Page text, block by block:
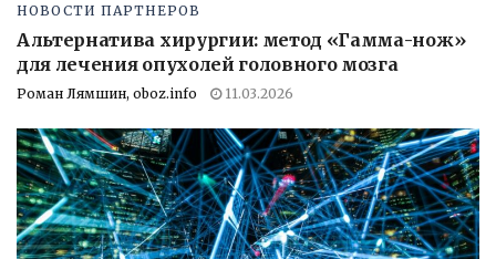
НОВОСТИ ПАРТНЕРОВ
Альтернатива хирургии: метод «Гамма-нож»
для лечения опухолей головного мозга
Роман Лямшин, oboz.info 11.03.2026